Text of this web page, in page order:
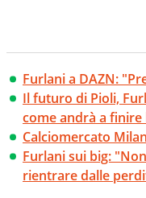
Furlani a DAZN:
Il futuro di Pioli,
come andrà a finire
Calciomercato
Furlani sui big:
rientrare dalle